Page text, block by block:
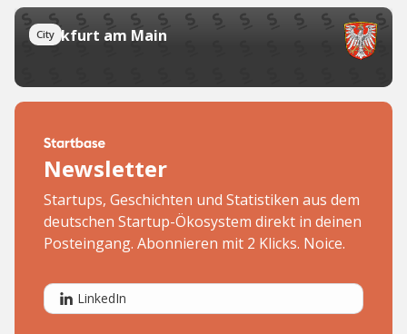
City
Frankfurt am Main
Newsletter
Startups, Geschichten und Statistiken aus dem
deutschen Startup-Ökosystem direkt in deinen
Posteingang. Abonnieren mit 2 Klicks. Noice.
LinkedIn